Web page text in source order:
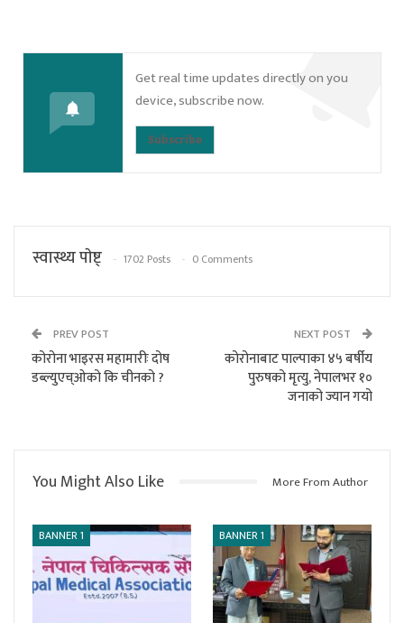
Get real time updates directly on you
device, subscribe now.
Subscribe
स्वास्थ्य पाेष्ट् 1702 Posts 0 Comments
PREV POST
कोरोना भाइरस महामारीः दोष
डब्ल्युएच्ओको कि चीनको ?
NEXT POST
कोरोनाबाट पाल्पाका ४५ बर्षीय
पुरुषको मृत्यु, नेपालभर १०
जनाको ज्यान गयो
You Might Also Like More From Author
BANNER 1 BANNER 1